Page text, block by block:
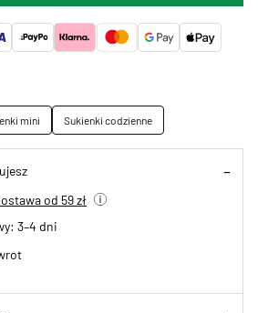
mini Sukienki codzienne
od 59 zł
3–4 dni